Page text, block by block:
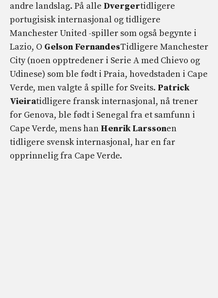
andre landslag. På alle Dvergertidligere
portugisisk internasjonal og tidligere
Manchester United -spiller som også begynte i
Lazio, O Gelson FernandesTidligere Manchester
City (noen opptredener i Serie A med Chievo og
Udinese) som ble født i Praia, hovedstaden i Cape
Verde, men valgte å spille for Sveits. Patrick
Vieiratidligere fransk internasjonal, nå trener
for Genova, ble født i Senegal fra et samfunn i
Cape Verde, mens han Henrik Larssonen
tidligere svensk internasjonal, har en far
opprinnelig fra Cape Verde.